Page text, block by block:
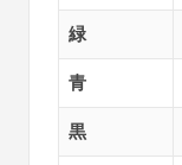
緑
青
黒